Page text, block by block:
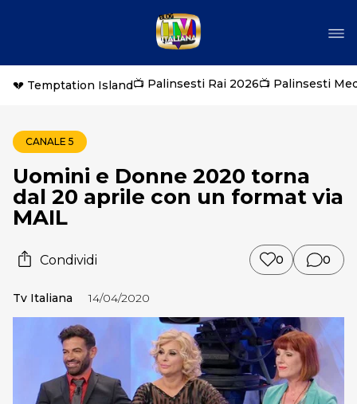
💔 Temptation Island📺 Palinsesti Rai 2026📺 Palinsesti
CANALE 5
Uomini e Donne 2020 torna
dal 20 aprile con un format via
MAIL
Condividi 0 0
Tv Italiana 14/04/2020